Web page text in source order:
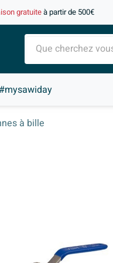
gratuiteà partir de 500€
à bille